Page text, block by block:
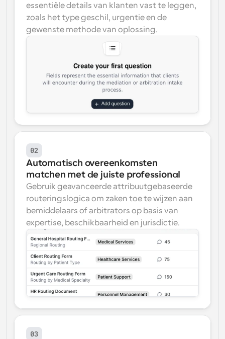
essentiële details van klanten vast te leggen,
zoals het type geschil, urgentie en de
gewenste methode van oplossing.
02
Automatisch overeenkomsten
matchen met de juiste professional
Gebruik geavanceerde attribuutgebaseerde
routeringslogica om zaken toe te wijzen aan
bemiddelaars of arbitrators op basis van
expertise, beschikbaarheid en jurisdictie.
03